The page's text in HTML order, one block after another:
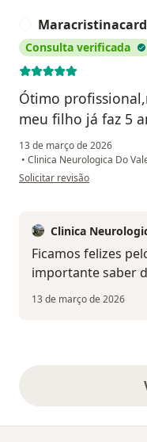
Consulta verificada
Ótimo
meu filho já faz 5
13 de março de 2026
• Clinica Neurologica Do
na opinião do utilizador
Solicitar revisão
Clinica
Ficamos felizes
importante saber
13 de março de 2026